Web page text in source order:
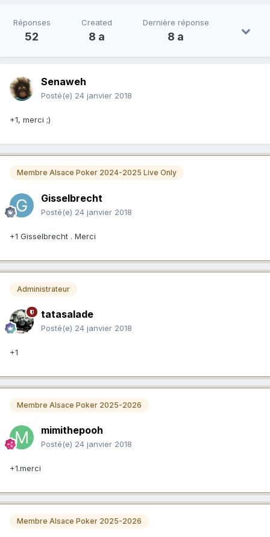
Réponses
52
Created
8 a
Dernière réponse
8 a
Senaweh
Posté(e) 24 janvier 2018
+1, merci ;)
Membre Alsace Poker 2024-2025 Live Only
Gisselbrecht
Posté(e) 24 janvier 2018
+1 Gisselbrecht . Merci
Administrateur
tatasalade
Posté(e) 24 janvier 2018
+1
Membre Alsace Poker 2025-2026
mimithepooh
Posté(e) 24 janvier 2018
+1.merci
Membre Alsace Poker 2025-2026